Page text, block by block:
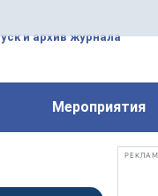
техническим
и архив журнала
Мероприятия